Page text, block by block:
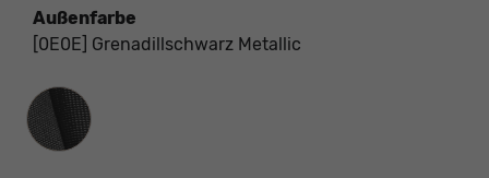
Außenfarbe
[0E0E] Grenadillschwarz Metallic
Innenausstattung